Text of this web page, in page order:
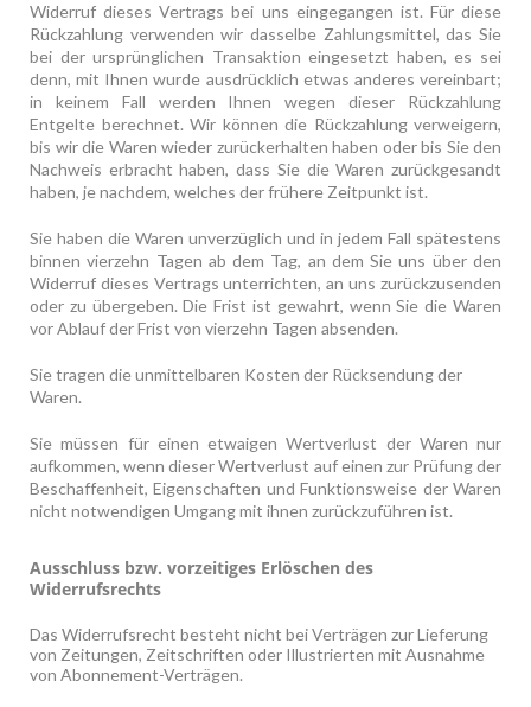
Widerruf dieses Vertrags bei uns eingegangen ist. Für diese
Rückzahlung verwenden wir dasselbe Zahlungsmittel, das Sie
bei der ursprünglichen Transaktion eingesetzt haben, es sei
denn, mit Ihnen wurde ausdrücklich etwas anderes vereinbart;
in keinem Fall werden Ihnen wegen dieser Rückzahlung
Entgelte berechnet. Wir können die Rückzahlung verweigern,
bis wir die Waren wieder zurückerhalten haben oder bis Sie den
Nachweis erbracht haben, dass Sie die Waren zurückgesandt
haben, je nachdem, welches der frühere Zeitpunkt ist.
Sie haben die Waren unverzüglich und in jedem Fall spätestens
binnen vierzehn Tagen ab dem Tag, an dem Sie uns über den
Widerruf dieses Vertrags unterrichten, an uns zurückzusenden
oder zu übergeben. Die Frist ist gewahrt, wenn Sie die Waren
vor Ablauf der Frist von vierzehn Tagen absenden.
Sie tragen die unmittelbaren Kosten der Rücksendung der
Waren.
Sie müssen für einen etwaigen Wertverlust der Waren nur
aufkommen, wenn dieser Wertverlust auf einen zur Prüfung der
Beschaffenheit, Eigenschaften und Funktionsweise der Waren
nicht notwendigen Umgang mit ihnen zurückzuführen ist.
Ausschluss bzw. vorzeitiges Erlöschen des
Widerrufsrechts
Das Widerrufsrecht besteht nicht bei Verträgen zur Lieferung
von Zeitungen, Zeitschriften oder Illustrierten mit Ausnahme
von Abonnement-Verträgen.